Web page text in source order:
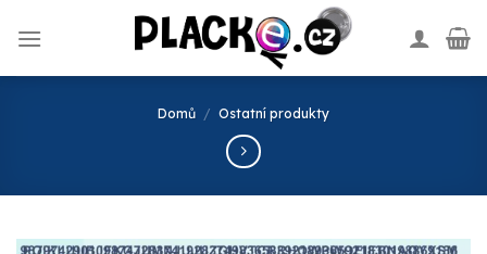
Domů / Ostatní produkty